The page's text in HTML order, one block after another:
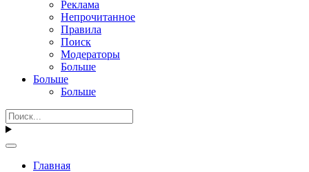
Реклама
Непрочитанное
Правила
Поиск
Модераторы
Больше
Больше
Больше
Главная